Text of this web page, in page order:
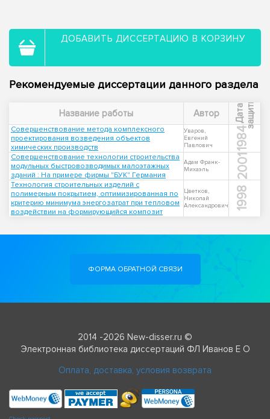
ДОБАВИТЬ ДИССЕРТАЦИЮ В КОРЗИНУ
Рекомендуемые диссертации данного раздела
Название работы Автор Д
а
т
а
з
а
щ
и
т ы
Совершенствование метода комплексного
проектирования возведения объектов
химических производств
Уваров,
Евгений
Павлович
1984
Совершенствование технологии строительства
модульных быстровозводимых малоэтажных
зданий : На примере фирмы "БУК" Германия
Адам Франк-
Михаэль
2001
Технология строительных изделий с
полимерным покрытием, оптимизированная по
критерию минимума энергозатрат при тепловом
воздействии на формирующийся композит
Цветков,
Николай
Александрович
1998
ФОРМА ОБРАТНОЙ СВЯЗИ
2014 -2026 New-disser.ru ©
Электронная библиотека диссертаций ФЛ Иванов Е О
Оплата, доставка, условия возврата